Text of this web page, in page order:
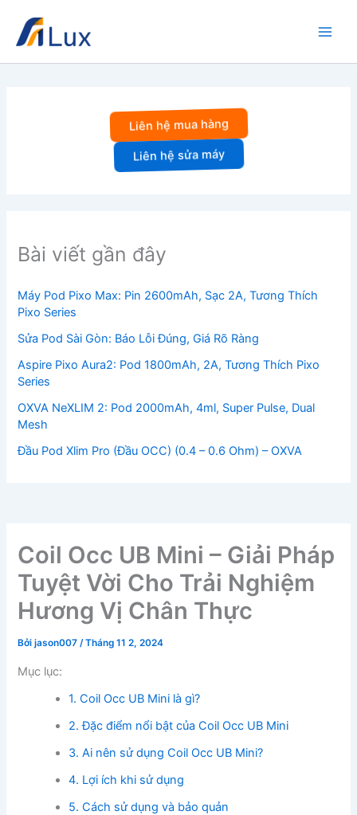
dung
Coil Occ UB Mini – Giải Pháp
Tuyệt Vời Cho Trải Nghiệm
Hương Vị Chân Thực
Bởijason007/Tháng 11 2, 2024
Mục lục:
1. Coil Occ UB Mini là gì?
2. Đặc điểm nổi bật của Coil Occ UB Mini
3. Ai nên sử dụng Coil Occ UB Mini?
4. Lợi ích khi sử dụng
5. Cách sử dụng và bảo quản
Liên hệ mua hàng
Liên hệ sửa máy
Bài viết gần đây
Máy Pod Pixo Max: Pin 2600mAh, Sạc 2A, Tương Thích
Pixo Series
Sửa Pod Sài Gòn: Báo Lỗi Đúng, Giá Rõ Ràng
Aspire Pixo Aura2: Pod 1800mAh, 2A, Tương Thích Pixo
Series
OXVA NeXLIM 2: Pod 2000mAh, 4ml, Super Pulse, Dual
Mesh
Đầu Pod Xlim Pro (Đầu OCC) (0.4 – 0.6 Ohm) – OXVA